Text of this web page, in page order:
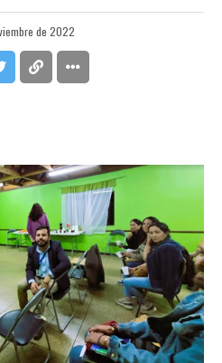
de 2022